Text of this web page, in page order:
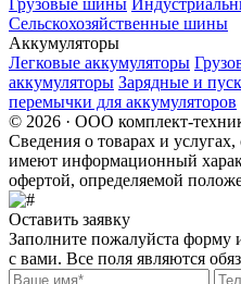
Сельскохозяйственные шины
Аккумуляторы
Легковые аккумуляторы
аккумуляторы Зарядные и
перемычки для аккумуляторов
© 2026 · ООО комплект-
Сведения о товарах и
имеют информационный
офертой, определяемой
Оставить заявку
Заполните пожалуйста форму
с вами. Все поля являются